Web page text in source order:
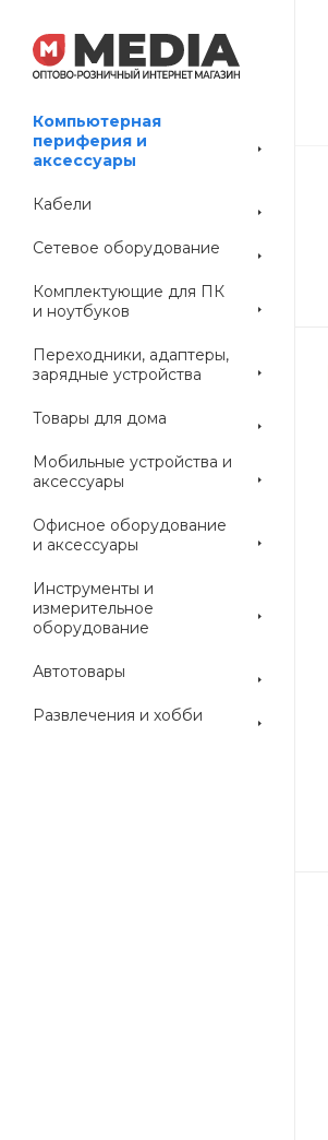
Компьютерная
периферия и
аксессуары
Кабели
Сетевое оборудование
Комплектующие для ПК
и ноутбуков
Переходники, адаптеры,
зарядные устройства
Товары для дома
Мобильные устройства и
аксессуары
Офисное оборудование
и аксессуары
Инструменты и
измерительное
оборудование
Автотовары
Развлечения и хобби